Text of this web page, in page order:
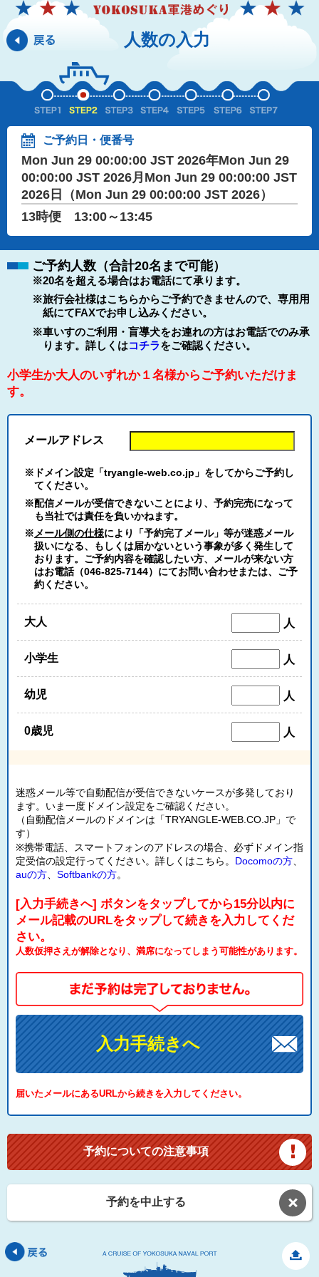
人数の入力
ご予約日・便番号
Mon Jun 29 00:00:00 JST 2026年Mon Jun 29
00:00:00 JST 2026月Mon Jun 29 00:00:00 JST
2026日（Mon Jun 29 00:00:00 JST 2026）
13時便 13:00～13:45
ご予約人数（合計20名まで可能）
※20名を超える場合はお電話にて承ります。
※旅行会社様はこちらからご予約できませんので、専用用
紙にてFAXでお申し込みください。
※車いすのご利用・盲導犬をお連れの方はお電話でのみ承
ります。詳しくはコチラをご確認ください。
小学生か大人のいずれか１名様からご予約いただけま
す。
メールアドレス
※ドメイン設定「tryangle-web.co.jp」をしてからご予約し
てください。
※配信メールが受信できないことにより、予約完売になって
も当社では責任を負いかねます。
※メール側の仕様により「予約完了メール」等が迷惑メール
扱いになる、もしくは届かないという事象が多く発生して
おります。ご予約内容を確認したい方、メールが来ない方
はお電話（046-825-7144）にてお問い合わせまたは、ご予
約ください。
大人 人
小学生 人
幼児 人
0歳児 人
迷惑メール等で自動配信が受信できないケースが多発しており
ます。いま一度ドメイン設定をご確認ください。
（自動配信メールのドメインは「TRYANGLE-WEB.CO.JP」で
す）
※携帯電話、スマートフォンのアドレスの場合、必ずドメイン指
定受信の設定行ってください。詳しくはこちら。 Docomoの方
auの方
Softbankの方。
[入力手続きへ] ボタンをタップしてから15分以内に
メール記載のURLをタップして続きを入力してくだ
さい。
人数仮押さえが解除となり、満席になってしまう可能性があります。
入力手続きへ
届いたメールにあるURLから続きを入力してください。
予約についての注意事項
予約を中止する